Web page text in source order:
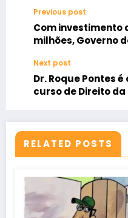
Previous post
Com investimento
milhões, Governo
tempo integral
Next post
Dr. Roque Pontes
curso de Direito da
RELATED POSTS